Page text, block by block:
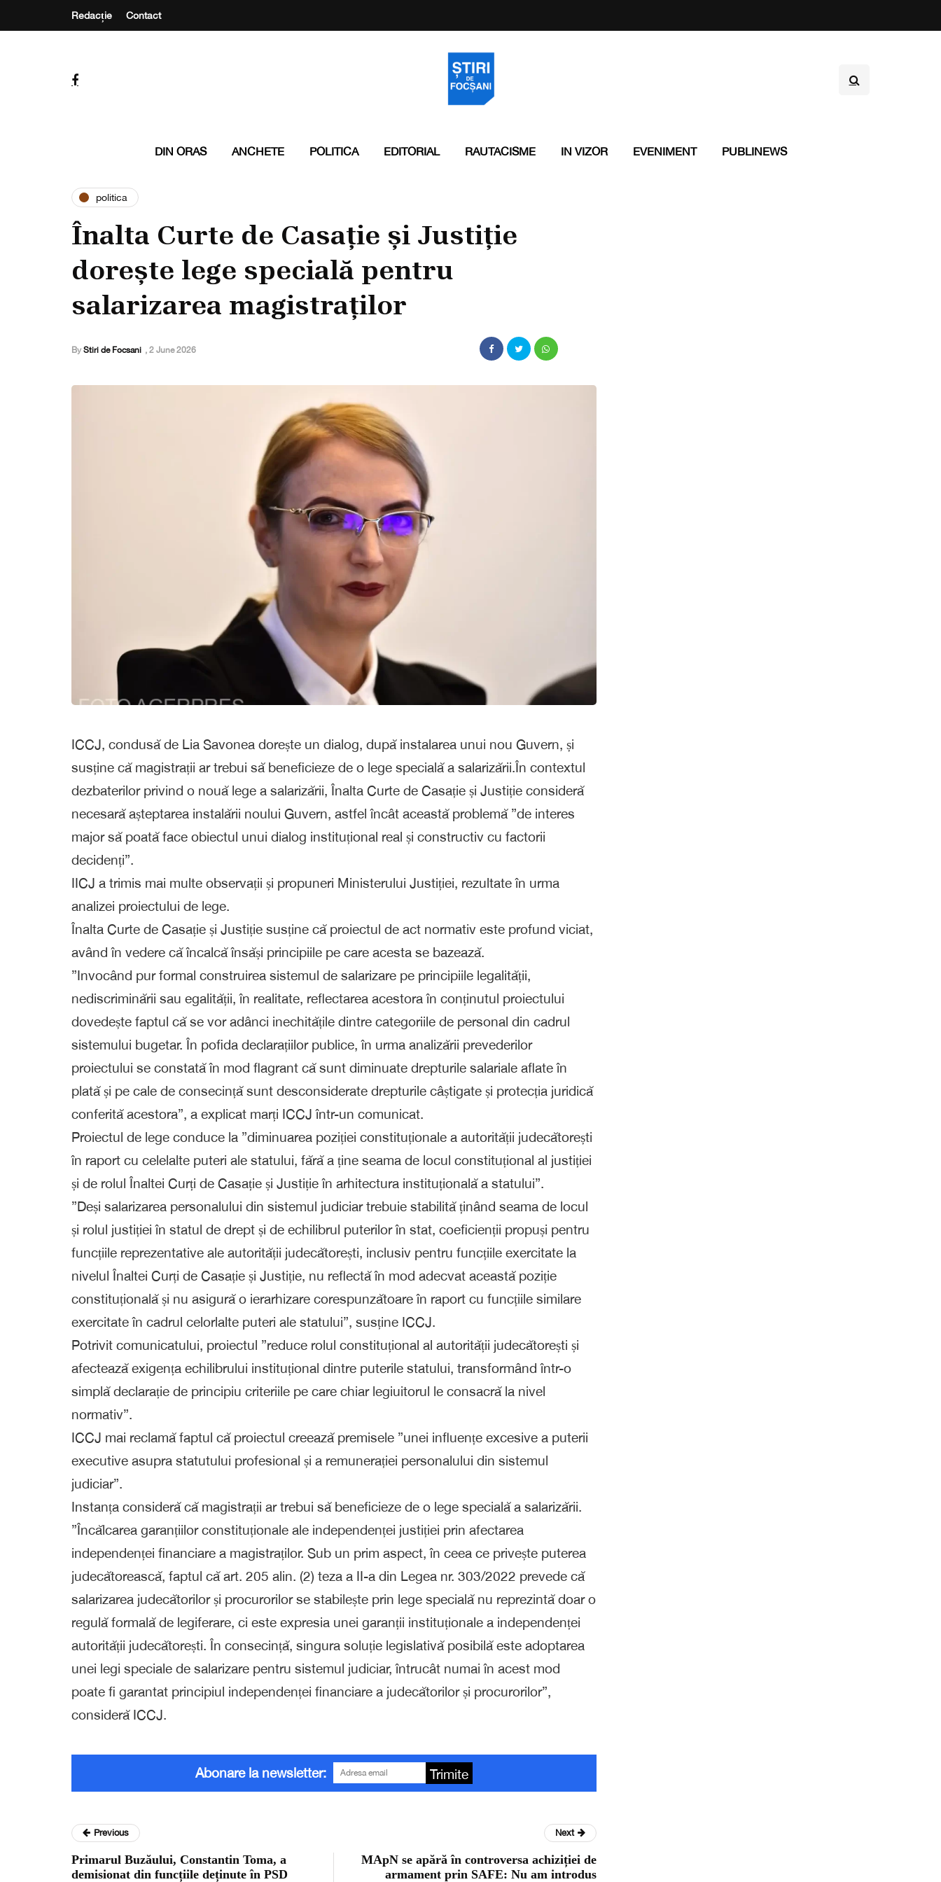
Redacție Contact
DIN ORAS ANCHETE POLITICA EDITORIAL RAUTACISME IN VIZOR EVENIMENT PUBLINEWS
politica
Înalta Curte de Casație și Justiție
dorește lege specială pentru
salarizarea magistraților
By Stiri de Focsani , 2 June 2026
ICCJ, condusă de Lia Savonea dorește un dialog, după instalarea unui nou Guvern, și
susține că magistrații ar trebui să beneficieze de o lege specială a salarizării.În contextul
dezbaterilor privind o nouă lege a salarizării, Înalta Curte de Casație și Justiție consideră
necesară așteptarea instalării noului Guvern, astfel încât această problemă ”de interes
major să poată face obiectul unui dialog instituțional real și constructiv cu factorii
decidenți”.
IICJ a trimis mai multe observații și propuneri Ministerului Justiției, rezultate în urma
analizei proiectului de lege.
Înalta Curte de Casație și Justiție susține că proiectul de act normativ este profund viciat,
având în vedere că încalcă însăși principiile pe care acesta se bazează.
”Invocând pur formal construirea sistemul de salarizare pe principiile legalității,
nediscriminării sau egalității, în realitate, reflectarea acestora în conținutul proiectului
dovedește faptul că se vor adânci inechitățile dintre categoriile de personal din cadrul
sistemului bugetar. În pofida declarațiilor publice, în urma analizării prevederilor
proiectului se constată în mod flagrant că sunt diminuate drepturile salariale aflate în
plată și pe cale de consecință sunt desconsiderate drepturile câștigate și protecția juridică
conferită acestora”, a explicat marți ICCJ într-un comunicat.
Proiectul de lege conduce la ”diminuarea poziției constituționale a autorității judecătorești
în raport cu celelalte puteri ale statului, fără a ține seama de locul constituțional al justiției
și de rolul Înaltei Curți de Casație și Justiție în arhitectura instituțională a statului”.
”Deși salarizarea personalului din sistemul judiciar trebuie stabilită ținând seama de locul
și rolul justiției în statul de drept și de echilibrul puterilor în stat, coeficienții propuși pentru
funcțiile reprezentative ale autorității judecătorești, inclusiv pentru funcțiile exercitate la
nivelul Înaltei Curți de Casație și Justiție, nu reflectă în mod adecvat această poziție
constituțională și nu asigură o ierarhizare corespunzătoare în raport cu funcțiile similare
exercitate în cadrul celorlalte puteri ale statului”, susține ICCJ.
Potrivit comunicatului, proiectul ”reduce rolul constituțional al autorității judecătorești și
afectează exigența echilibrului instituțional dintre puterile statului, transformând într-o
simplă declarație de principiu criteriile pe care chiar legiuitorul le consacră la nivel
normativ”.
ICCJ mai reclamă faptul că proiectul creează premisele ”unei influențe excesive a puterii
executive asupra statutului profesional și a remunerației personalului din sistemul
judiciar”.
Instanța consideră că magistrații ar trebui să beneficieze de o lege specială a salarizării.
”Încălcarea garanțiilor constituționale ale independenței justiției prin afectarea
independenței financiare a magistraților. Sub un prim aspect, în ceea ce privește puterea
judecătorească, faptul că art. 205 alin. (2) teza a II-a din Legea nr. 303/2022 prevede că
salarizarea judecătorilor și procurorilor se stabilește prin lege specială nu reprezintă doar o
regulă formală de legiferare, ci este expresia unei garanții instituționale a independenței
autorității judecătorești. În consecință, singura soluție legislativă posibilă este adoptarea
unei legi speciale de salarizare pentru sistemul judiciar, întrucât numai în acest mod
poate fi garantat principiul independenței financiare a judecătorilor și procurorilor”,
consideră ICCJ.
Abonare la newsletter: Trimite
Previous
Primarul Buzăului, Constantin Toma, a
demisionat din funcțiile deținute în PSD
Next
MApN se apără în controversa achiziției de
armament prin SAFE: Nu am introdus